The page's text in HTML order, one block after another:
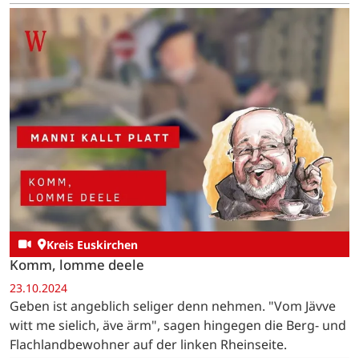
Kreis Euskirchen
Komm, lomme deele
23.10.2024
Geben ist angeblich seliger denn nehmen. "Vom Jävve
witt me sielich, äve ärm", sagen hingegen die Berg- und
Flachlandbewohner auf der linken Rheinseite.